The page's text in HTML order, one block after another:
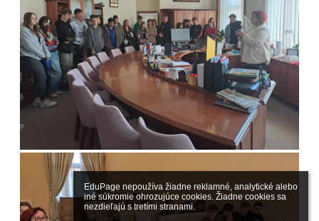
EduPage nepoužíva žiadne reklamné, analytické alebo
iné súkromie ohrozujúce cookies. Žiadne cookies sa
nezdieľajú s tretími stranami.